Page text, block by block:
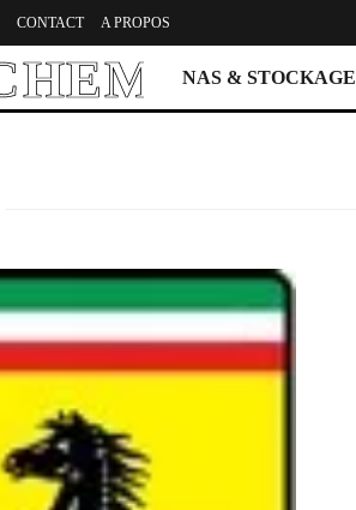
CONTACT A PROPOS
NAS & STOCKAGE